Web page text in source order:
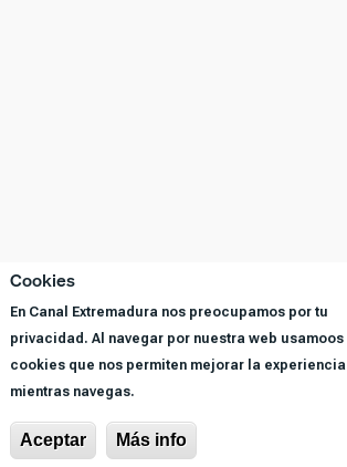
Cookies
En Canal Extremadura nos preocupamos por tu
privacidad. Al navegar por nuestra web usamoos
cookies que nos permiten mejorar la experiencia
mientras navegas.
Aceptar Más info